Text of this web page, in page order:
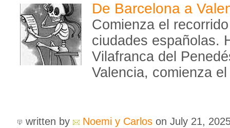
De Barcelona a
Comienza el
ciudades españolas.
Vilafranca del
Valencia, comienza
written by Noemi y Carlos on July 21,